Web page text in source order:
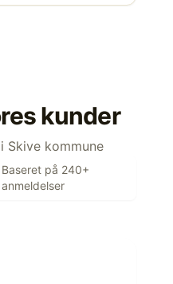
kunder
Skive kommune
Baseret på 240+
anmeldelser